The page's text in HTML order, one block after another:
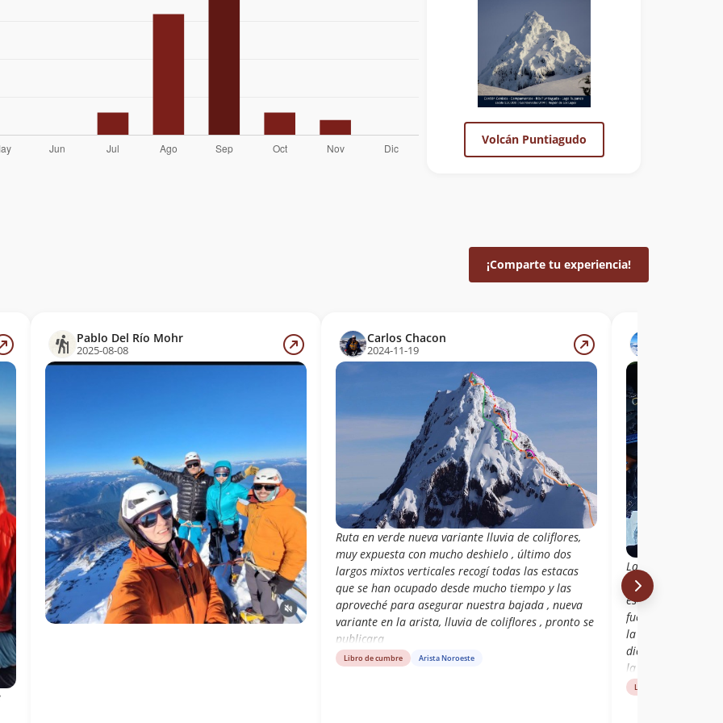
Volcán Puntiagudo
¡Comparte tu experiencia!
Pablo Del Río Mohr
2025-08-08
Carlos Chacon
2024-11-19
Ruta en verde nueva variante lluvia de coliflores,
muy expuesta con mucho deshielo , último dos
largos mixtos verticales recogí todas las estacas
que se han ocupado desde mucho tiempo y las
aproveché para asegurar nuestra bajada , nueva
variante en la arista, lluvia de coliflores , pronto se
publicara
Libro de cumbre Arista Noroeste
La temporada se
pesar que la
escalada no se
fue la descarga
la rápida
dio el desafío al
la cumbre, tipo 14
compacta debajo
Libro de cumbre